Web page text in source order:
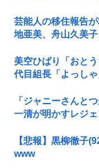
芸能人の移住報告
地亜美、舟山久美
美空ひばり「おと
代目組長「よっし
「ジャニーさんと
一清が明かすレジ
【悲報】黒柳徹子
www